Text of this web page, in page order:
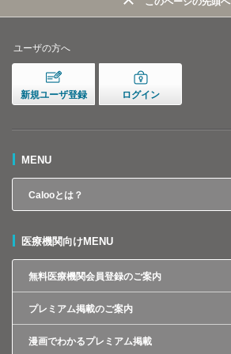
ユーザの方へ
新規ユーザ登録 ログイン
MENU
Calooとは？
医療機関向けMENU
無料医療機関会員登録のご案内
プレミアム掲載のご案内
漫画でわかるプレミアム掲載